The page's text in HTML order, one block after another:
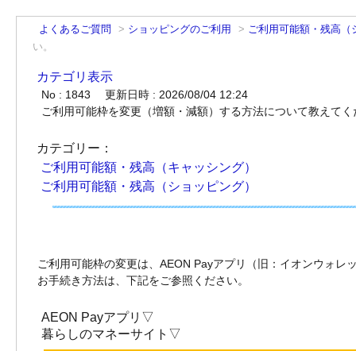
よくあるご質問 > ショッピングのご利用 > ご利用可能額・残高（
い。
カテゴリ表示
No : 1843
更新日時 : 2026/08/04 12:24
ご利用可能枠を変更（増額・減額）する方法について教えて
カテゴリー：
ご利用可能額・残高（キャッシング）
ご利用可能額・残高（ショッピング）
ご利用可能枠の変更は、AEON Payアプリ（旧：イオンウォ
お手続き方法は、下記をご参照ください。
AEON Payアプリ▽
暮らしのマネーサイト▽